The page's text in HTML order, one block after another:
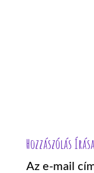
Hozzászólás Írása
Az e-mail